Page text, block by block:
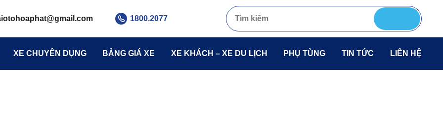
@gmail.com 1800.2077
XE CHUYÊN DỤNG BẢNG GIÁ XE XE KHÁCH – XE DU LỊCH PHỤ TÙNG TIN TỨC LIÊN HỆ